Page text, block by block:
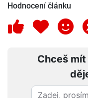
Hodnocení článku
Chceš